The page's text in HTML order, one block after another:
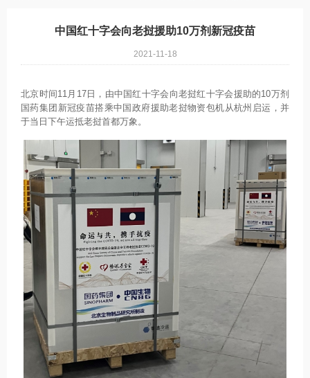
中国红十字会向老挝援助10万剂新冠疫苗
2021-11-18
北京时间11月17日，由中国红十字会向老挝红十字会援助的10万剂
国药集团新冠疫苗搭乘中国政府援助老挝物资包机从杭州启运，并
于当日下午运抵老挝首都万象。